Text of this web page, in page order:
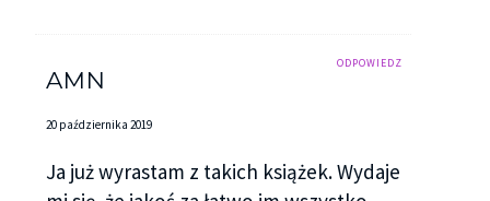
ODPOWIEDZ
AMN
20 października 2019
Ja już wyrastam z takich książek. Wydaje